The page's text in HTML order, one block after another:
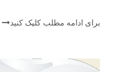
برای ادامه مطلب کلیک کنید